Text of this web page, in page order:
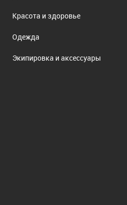
Красота и здоровье
Одежда
Экипировка и аксессуары